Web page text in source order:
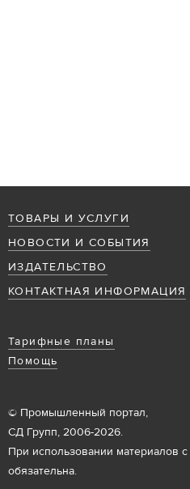
ТОВАРЫ И УСЛУГИ
НОВОСТИ И СОБЫТИЯ
ИЗДАТЕЛЬСТВО
КОНТАКТНАЯ ИНФОРМАЦИЯ
Тарифные планы
Помощь
© Промышленный портал,
СД Групп, 2006-2026.
При использовании материалов
обязательна.